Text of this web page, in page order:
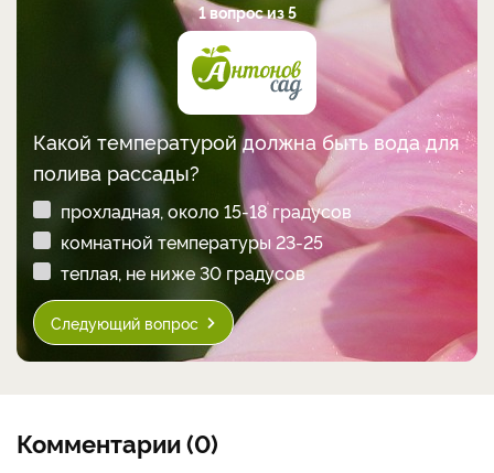
1 вопрос из 5
Какой температурой должна быть вода для
полива рассады?
прохладная, около 15-18 градусов
комнатной температуры 23-25
теплая, не ниже 30 градусов
Следующий вопрос
Комментарии (0)